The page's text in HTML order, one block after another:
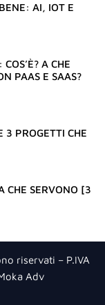
AI, IOT E
A CHE
PAAS E SAAS?
3 PROGETTI CHE
CHE SERVONO [3
riservati – P.IVA
Adv